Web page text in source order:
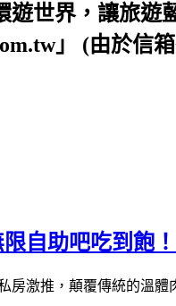
世界，讓旅遊
」 (由於
自助吧吃到飽